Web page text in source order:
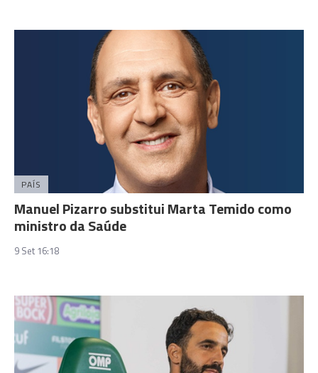
PAÍS
Manuel Pizarro substitui Marta Temido como
ministro da Saúde
9 Set 16:18